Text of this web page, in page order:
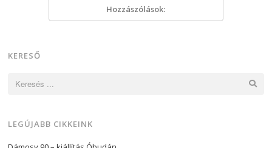
Hozzászólások:
KERESŐ
LEGÚJABB CIKKEINK